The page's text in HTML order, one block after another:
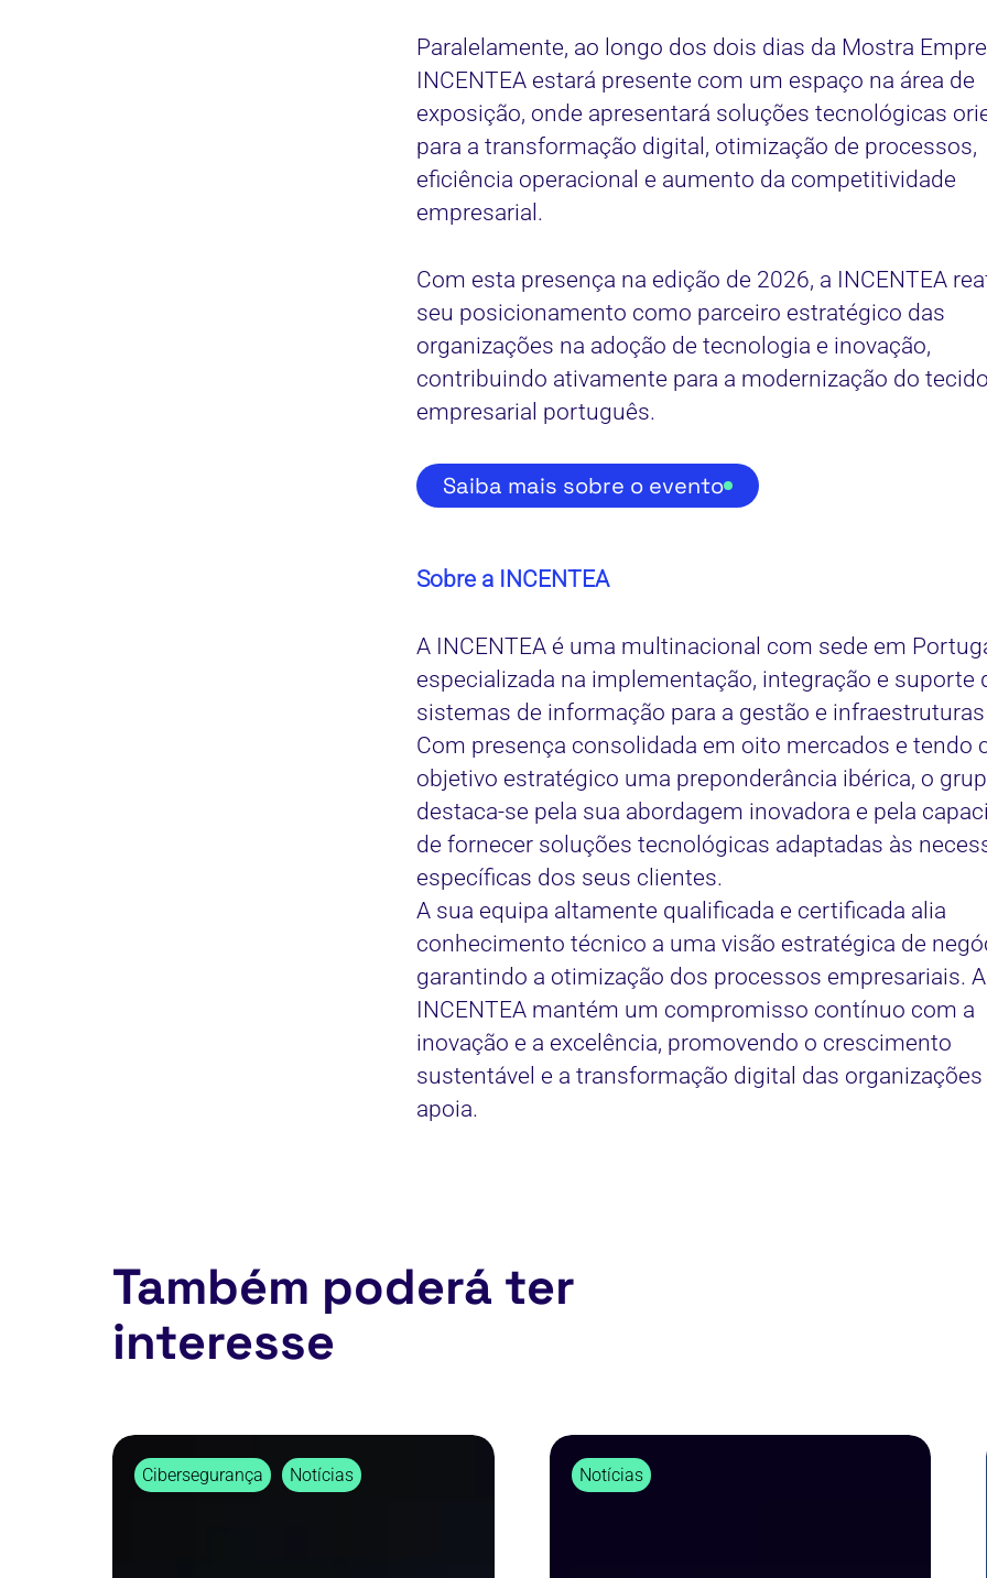
Paralelamente, ao longo dos dois dias da Mostra
INCENTEA estará presente com um espaço na área de
exposição, onde apresentará soluções tecnológicas
para a transformação digital, otimização de processos,
eficiência operacional e aumento da competitividade
empresarial.
Com esta presença na edição de 2026, a INCENTEA
seu posicionamento como parceiro estratégico das
organizações na adoção de tecnologia e inovação,
contribuindo ativamente para a modernização do
empresarial português.
Saiba mais sobre o evento
Sobre a INCENTEA
A INCENTEA é uma multinacional com sede em
especializada na implementação, integração e suporte
sistemas de informação para a gestão e infraestruturas
Com presença consolidada em oito mercados e tendo
objetivo estratégico uma preponderância ibérica, o
destaca-se pela sua abordagem inovadora e pela
de fornecer soluções tecnológicas adaptadas às
específicas dos seus clientes.
A sua equipa altamente qualificada e certificada alia
conhecimento técnico a uma visão estratégica de
garantindo a otimização dos processos empresariais. A
INCENTEA mantém um compromisso contínuo com a
inovação e a excelência, promovendo o crescimento
sustentável e a transformação digital das organizações
apoia.
Também poderá ter
interesse
Os
seusCibersegurança Notícias
Resiliência
fiscal,
Notícias